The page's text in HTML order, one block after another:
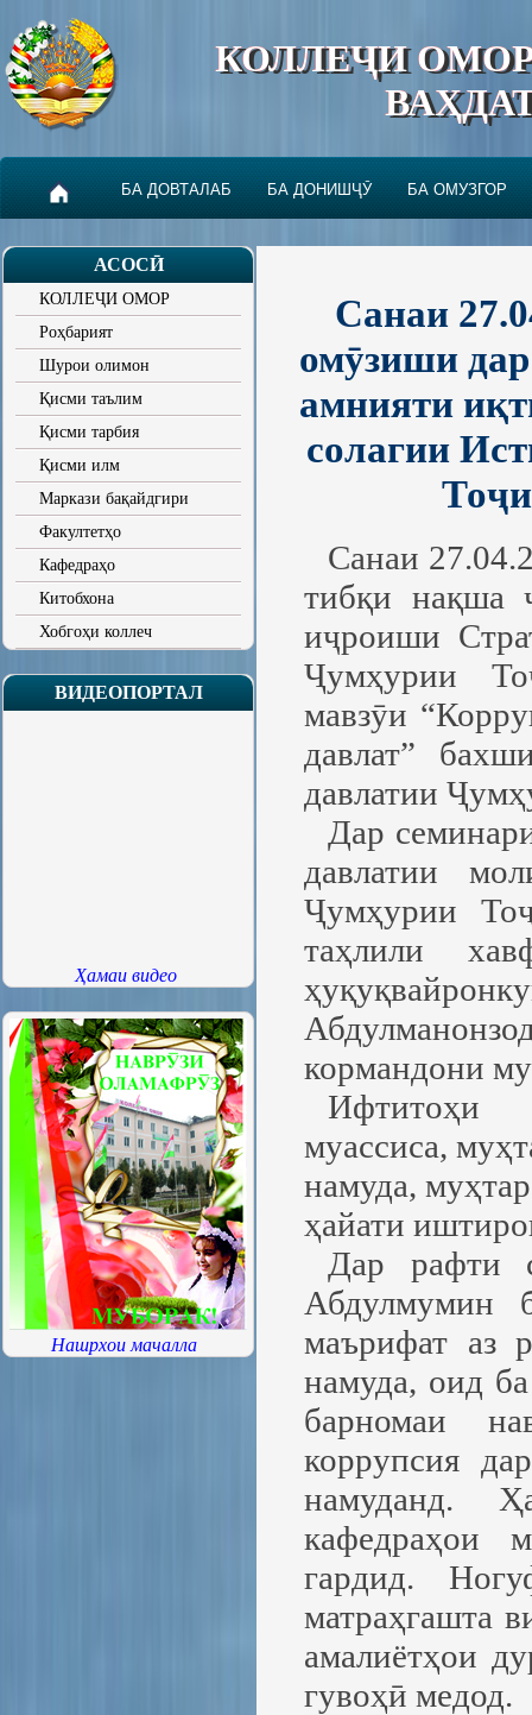
КОЛЛЕҶИ
БА ДОВТАЛАБ БА ДОНИШҶӮ БА ОМУЗГОР
АСОСӢ
КОЛЛЕҶИ ОМОР
Роҳбарият
Шурои олимон
Қисми таълим
Қисми тарбия
Қисми илм
Маркази бақайдгири
Факултетҳо
Кафедраҳо
Китобхона
Хобгоҳи коллеч
ВИДЕОПОРТАЛ
Ҳамаи видео
Нашрхои мачалла
Санаи
омӯзиши
амнияти
солагии
Санаи
тибқи нақша
иҷроиши
Ҷумҳурии
мавзӯи
давлат”
давлатии
Дар
давлатии
Ҷумҳурии
таҳлили
кормандони
Ифтитоҳи
муассиса,
намуда,
ҳайати
Дар рафти
Абдулмумин
маърифат аз
намуда, оид
барномаи
коррупсия
намуданд.
кафедраҳои
гардид.
матраҳгашта
амалиётҳои
гувоҳӣ медод.